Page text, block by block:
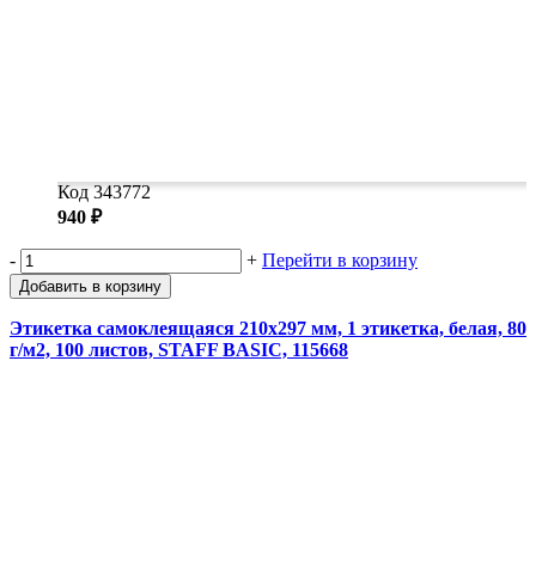
Код 343772
940 ₽
- + Перейти в корзину
Добавить в корзину
Этикетка самоклеящаяся 210х297 мм, 1 этикетка, белая, 80
г/м2, 100 листов, STAFF BASIC, 115668